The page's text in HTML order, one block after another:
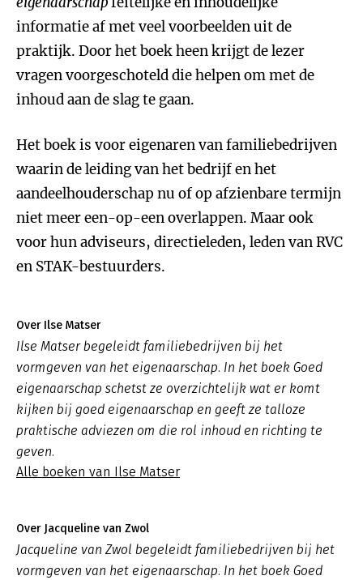
informatie af met veel voorbeelden uit de
praktijk. Door het boek heen krijgt de lezer
vragen voorgeschoteld die helpen om met de
inhoud aan de slag te gaan.
Het boek is voor eigenaren van familiebedrijven
waarin de leiding van het bedrijf en het
aandeelhouderschap nu of op afzienbare termijn
niet meer een-op-een overlappen. Maar ook
voor hun adviseurs, directieleden, leden van RVC
en STAK-bestuurders.
Over Ilse Matser
Ilse Matser begeleidt familiebedrijven bij het
vormgeven van het eigenaarschap. In het boek Goed
eigenaarschap schetst ze overzichtelijk wat er komt
kijken bij goed eigenaarschap en geeft ze talloze
praktische adviezen om die rol inhoud en richting te
geven.
Alle boeken van Ilse Matser
Over Jacqueline van Zwol
Jacqueline van Zwol begeleidt familiebedrijven bij het
vormgeven van het eigenaarschap. In het boek Goed